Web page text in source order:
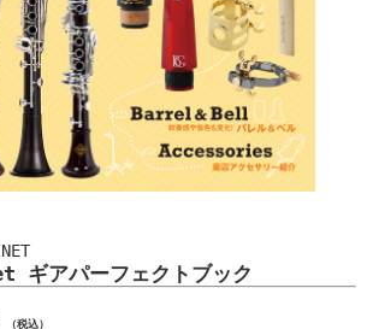
アパーフェクトブック
（税込）